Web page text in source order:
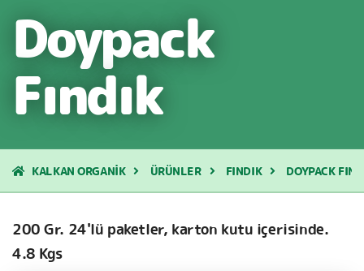
Doypack
Fındık
KALKAN ORGANİK ÜRÜNLER FINDIK DOYPACK
200 Gr. 24'lü paketler, karton kutu içerisinde.
4.8 Kgs